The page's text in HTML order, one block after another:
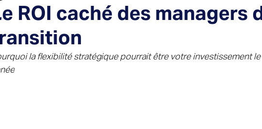
ROI caché des managers
la flexibilité stratégique pourrait être votre investissement